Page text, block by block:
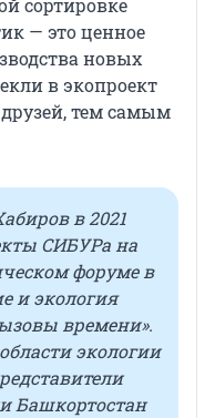
сортировке
— это ценное
новых
в экопроект
тем самым
в 2021
СИБУРа на
форуме в
и экология
времени».
экологии
Башкортостан